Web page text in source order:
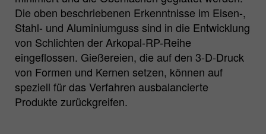
Die oben beschriebenen Erkenntnisse im Eisen-,
Stahl- und Aluminiumguss sind in die Entwicklung
von Schlichten der Arkopal-RP-Reihe
eingeflossen. Gießereien, die auf den 3-D-Druck
von Formen und Kernen setzen, können auf
speziell für das Verfahren ausbalancierte
Produkte zurückgreifen.